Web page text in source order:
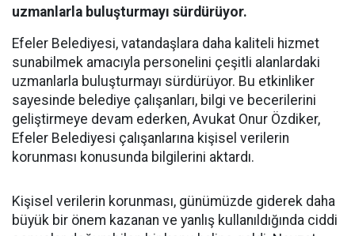
uzmanlarla buluşturmayı sürdürüyor.
Efeler Belediyesi, vatandaşlara daha kaliteli hizmet
sunabilmek amacıyla personelini çeşitli alanlardaki
uzmanlarla buluşturmayı sürdürüyor. Bu etkinliker
sayesinde belediye çalışanları, bilgi ve becerilerini
geliştirmeye devam ederken, Avukat Onur Özdiker,
Efeler Belediyesi çalışanlarına kişisel verilerin
korunması konusunda bilgilerini aktardı.
Kişisel verilerin korunması, günümüzde giderek daha
büyük bir önem kazanan ve yanlış kullanıldığında ciddi